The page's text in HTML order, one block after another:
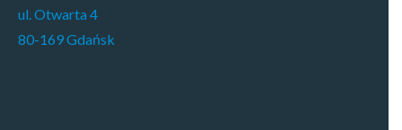
ul. Otwarta 4
80-169 Gdańsk